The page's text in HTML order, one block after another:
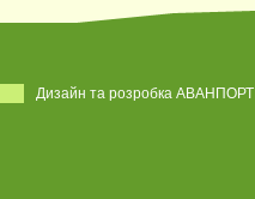
Дизайн та розробка АВАНПОРТ